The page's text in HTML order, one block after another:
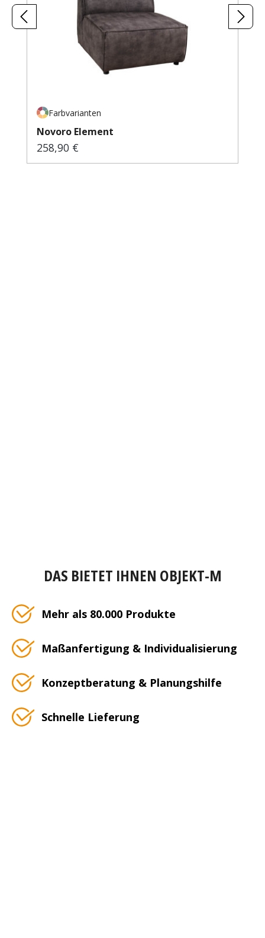
Farbvarianten
Novoro Element
Regulärer Preis:
258,90 €
DAS BIETET IHNEN OBJEKT-M
Mehr als 80.000 Produkte
Maßanfertigung & Individualisierung
Konzeptberatung & Planungshilfe
Schnelle Lieferung